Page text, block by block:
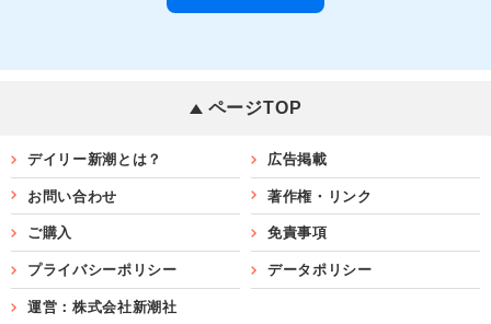
ページTOP
デイリー新潮とは？ 広告掲載
お問い合わせ 著作権・リンク
ご購入 免責事項
プライバシーポリシー データポリシー
運営：株式会社新潮社